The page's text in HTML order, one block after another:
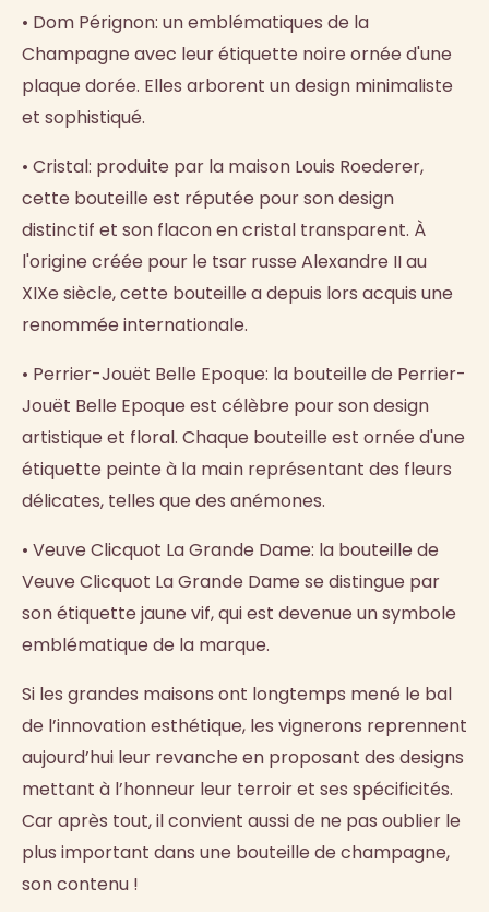
• Dom Pérignon: un emblématiques de la
Champagne avec leur étiquette noire ornée d'une
plaque dorée. Elles arborent un design minimaliste
et sophistiqué.
• Cristal: produite par la maison Louis Roederer,
cette bouteille est réputée pour son design
distinctif et son flacon en cristal transparent. À
l'origine créée pour le tsar russe Alexandre II au
XIXe siècle, cette bouteille a depuis lors acquis une
renommée internationale.
• Perrier-Jouët Belle Epoque: la bouteille de Perrier-
Jouët Belle Epoque est célèbre pour son design
artistique et floral. Chaque bouteille est ornée d'une
étiquette peinte à la main représentant des fleurs
délicates, telles que des anémones.
• Veuve Clicquot La Grande Dame: la bouteille de
Veuve Clicquot La Grande Dame se distingue par
son étiquette jaune vif, qui est devenue un symbole
emblématique de la marque.
Si les grandes maisons ont longtemps mené le bal
de l’innovation esthétique, les vignerons reprennent
aujourd’hui leur revanche en proposant des designs
mettant à l’honneur leur terroir et ses spécificités.
Car après tout, il convient aussi de ne pas oublier le
plus important dans une bouteille de champagne,
son contenu !